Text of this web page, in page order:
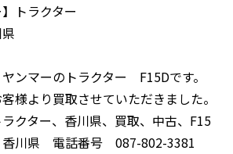
トラクター
ヤンマーのトラクター F15Dです。
様より買取させていただきました。
ラクター、香川県、買取、中古、F15
香川県 電話番号 087-802-3381